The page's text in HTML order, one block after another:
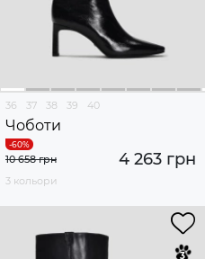
36 37 38 39 40
Чоботи
4 263 грн
10 658 грн
3 кольори